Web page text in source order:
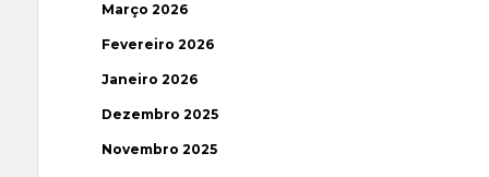
Março 2026
Fevereiro 2026
Janeiro 2026
Dezembro 2025
Novembro 2025